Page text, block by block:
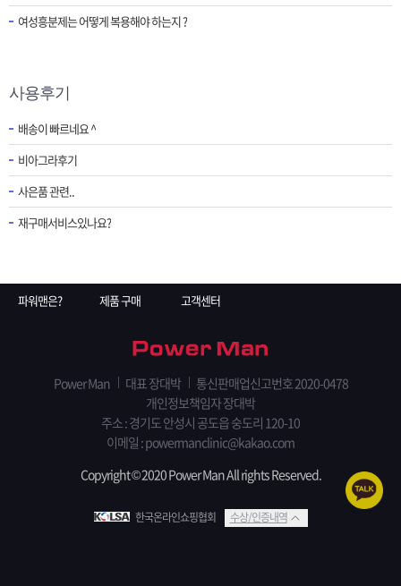
여성흥분제는 어떻게 복용해야 하는지 ?
사용후기
배송이 빠르네요 ^
비아그라후기
사은품 관련..
재구매서비스있나요?
파워맨은? 제품 구매 고객센터
Power Man 대표 장대박
통신판매업신고번호 2020-0478
개인정보책임자 장대박
주소 : 경기도 안성시 공도읍 숭도리 120-10
이메일 : powermanclinic@kakao.com
Copyright © 2020 Power Man All rights Reserved.
한국온라인쇼핑협회 수상/인증내역